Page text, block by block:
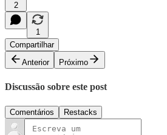
2
1
Compartilhar
Anterior
Próximo
Discussão sobre este post
Comentários Restacks